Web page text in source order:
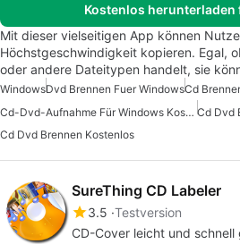
Kostenlos herunterladen
Mit dieser vielseitigen App können
Höchstgeschwindigkeit kopieren. Egal,
oder andere Dateitypen handelt, sie
WindowsDvd Brennen Fuer WindowsCd Brenner
Cd-Dvd-Aufnahme Für Windows Kostenlos
Cd Dvd Brennen Kostenlos
SureThing CD Labeler
3.5 Testversion
CD-Cover leicht und schnell